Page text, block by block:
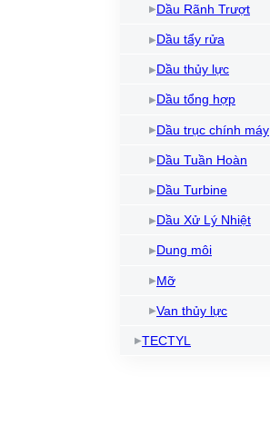
Dầu Rãnh Trượt
Dầu tẩy rửa
Dầu thủy lực
Dầu tổng hợp
Dầu trục chính máy
Dầu Tuần Hoàn
Dầu Turbine
Dầu Xử Lý Nhiệt
Dung môi
Mỡ
Van thủy lực
TECTYL